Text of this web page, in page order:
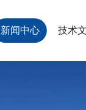
新闻中心 技术